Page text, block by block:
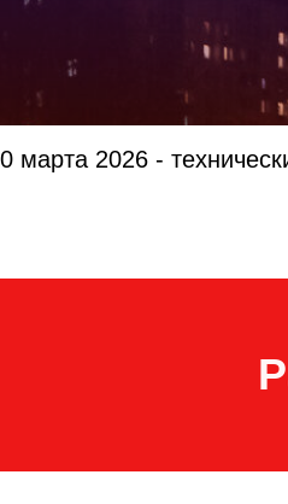
марта 2026 -